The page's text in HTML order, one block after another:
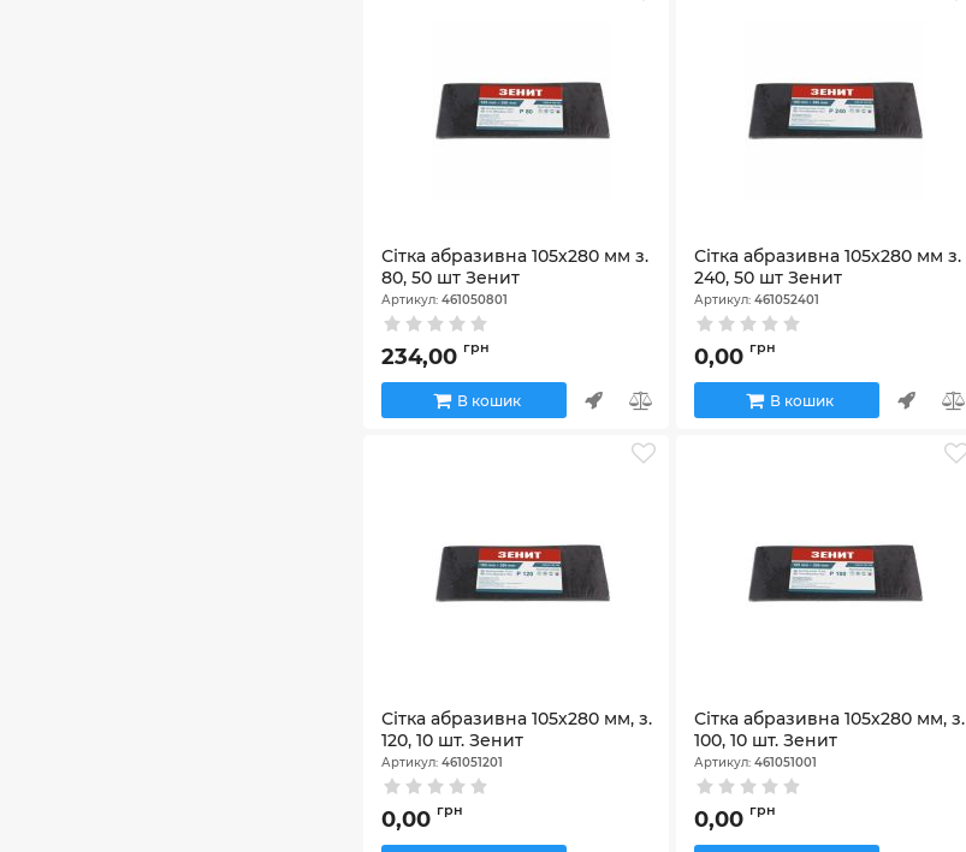
Сітка абразивна 105х280 мм з.
80, 50 шт Зенит
Артикул: 461050801
234,00 грн
В кошик
Сітка абразивна 105х280 мм з.
240, 50 шт Зенит
Артикул:461052401
0,00 грн
В кошик
Сітка абразивна 105х280 мм, з.
120, 10 шт. Зенит
Артикул: 461051201
0,00 грн
Сітка абразивна 105х280 мм, з.
100, 10 шт. Зенит
Артикул:461051001
0,00 грн